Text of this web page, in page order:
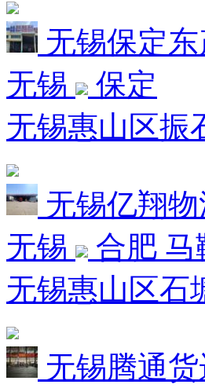
无锡保定
无锡
保定
无锡惠山区振
无锡亿翔
无锡
合肥 马
无锡惠山区石
无锡腾通货